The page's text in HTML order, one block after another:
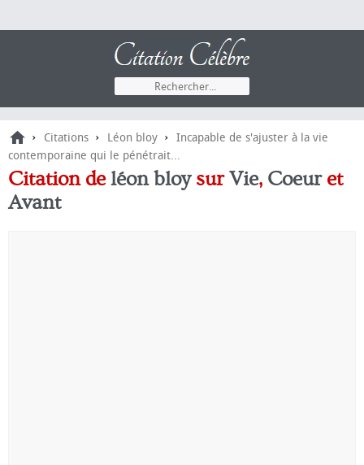
› Citations › Léon bloy › Incapable de s'ajuster à la vie
contemporaine qui le pénétrait...
Citation deléon bloysurVie, Coeuret
Avant